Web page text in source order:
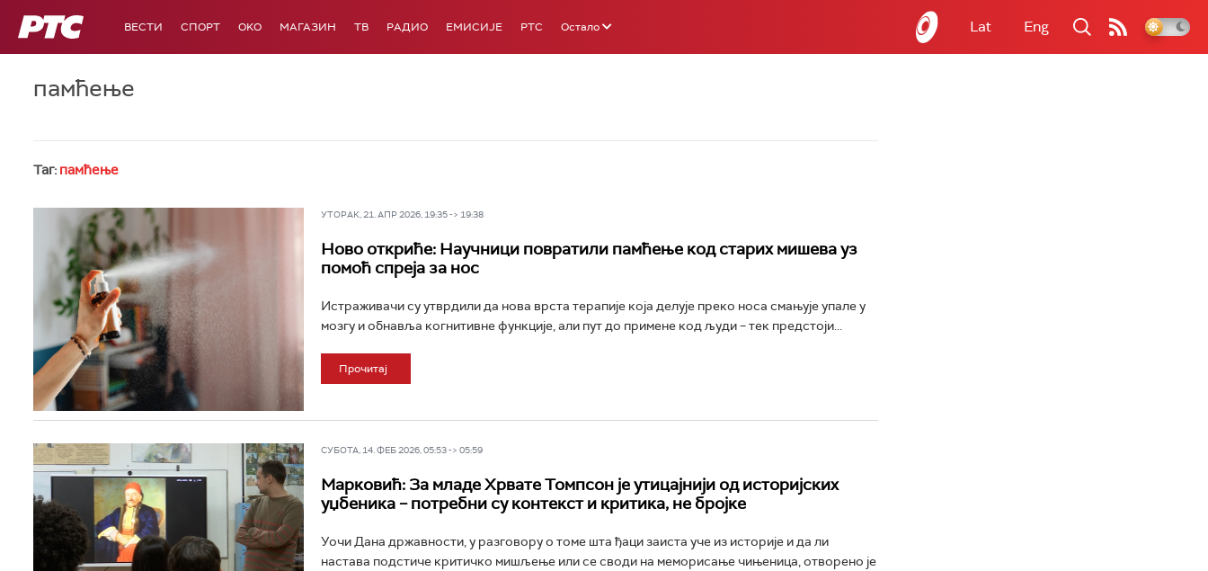
РТС ВЕСТИ СПОРТ OKO МАГАЗИН ТВ РАДИО ЕМИСИЈЕ РТС Остало Lat Eng
памћење
Таг: памћење
УТОРАК, 21. АПР 2026, 19:35 -> 19:38
Ново откриће: Научници повратили памћење код старих мишева уз
помоћ спреја за нос
Истраживачи су утврдили да нова врста терапије која делује преко носа смањује упале у
мозгу и обнавља когнитивне функције, али пут до примене код људи – тек предстоји...
Прочитај
СУБОТА, 14. ФЕБ 2026, 05:53 -> 05:59
Марковић: За младе Хрвате Томпсон је утицајнији од историјских
уџбеника – потребни су контекст и критика, не бројке
Уочи Дана државности, у разговору о томе шта ђаци заиста уче из историје и да ли
настава подстиче критичко мишљење или се своди на меморисање чињеница, отворено је